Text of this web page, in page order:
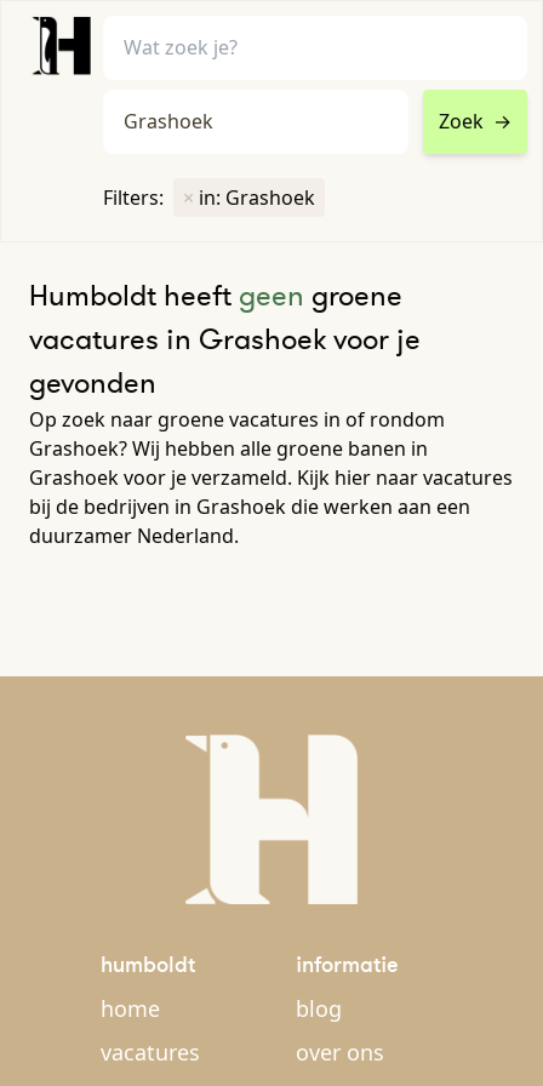
Zoek →
Filters: × in: Grashoek
Humboldt heeft geen groene
vacatures in Grashoek voor je
gevonden
Op zoek naar groene vacatures in of rondom
Grashoek? Wij hebben alle groene banen in
Grashoek voor je verzameld. Kijk hier naar vacatures
bij de bedrijven in Grashoek die werken aan een
duurzamer Nederland.
humboldt
home
vacatures
informatie
blog
over ons